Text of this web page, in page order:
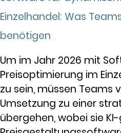
Einzelhandel: Was
benötigen
Um im Jahr 2026 mit
Preisoptimierung im
zu sein, müssen Teams
Umsetzung zu einer
übergehen, wobei sie